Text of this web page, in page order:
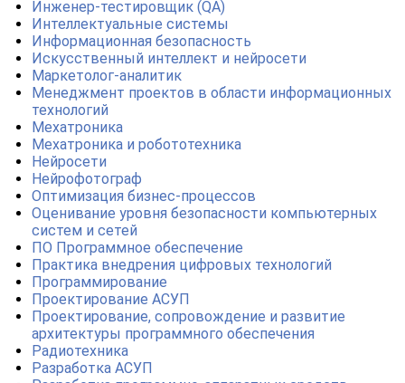
Инженер-тестировщик (QA)
Интеллектуальные системы
Информационная безопасность
Искусственный интеллект и нейросети
Маркетолог-аналитик
Менеджмент проектов в области информационных
технологий
Мехатроника
Мехатроника и робототехника
Нейросети
Нейрофотограф
Оптимизация бизнес-процессов
Оценивание уровня безопасности компьютерных
систем и сетей
ПО Программное обеспечение
Практика внедрения цифровых технологий
Программирование
Проектирование АСУП
Проектирование, сопровождение и развитие
архитектуры программного обеспечения
Радиотехника
Разработка АСУП